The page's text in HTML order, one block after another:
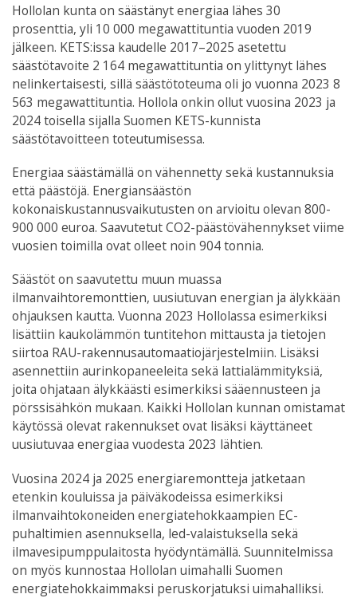
Hollolan kunta on säästänyt energiaa lähes 30
prosenttia, yli 10 000 megawattituntia vuoden 2019
jälkeen. KETS:issa kaudelle 2017–2025 asetettu
säästötavoite 2 164 megawattituntia on ylittynyt lähes
nelinkertaisesti, sillä säästötoteuma oli jo vuonna 2023 8
563 megawattituntia. Hollola onkin ollut vuosina 2023 ja
2024 toisella sijalla Suomen KETS-kunnista
säästötavoitteen toteutumisessa.
Energiaa säästämällä on vähennetty sekä kustannuksia
että päästöjä. Energiansäästön
kokonaiskustannusvaikutusten on arvioitu olevan 800-
900 000 euroa. Saavutetut CO2-päästövähennykset viime
vuosien toimilla ovat olleet noin 904 tonnia.
Säästöt on saavutettu muun muassa
ilmanvaihtoremonttien, uusiutuvan energian ja älykkään
ohjauksen kautta. Vuonna 2023 Hollolassa esimerkiksi
lisättiin kaukolämmön tuntitehon mittausta ja tietojen
siirtoa RAU-rakennusautomaatiojärjestelmiin. Lisäksi
asennettiin aurinkopaneeleita sekä lattialämmityksiä,
joita ohjataan älykkäästi esimerkiksi sääennusteen ja
pörssisähkön mukaan. Kaikki Hollolan kunnan omistamat
käytössä olevat rakennukset ovat lisäksi käyttäneet
uusiutuvaa energiaa vuodesta 2023 lähtien.
Vuosina 2024 ja 2025 energiaremontteja jatketaan
etenkin kouluissa ja päiväkodeissa esimerkiksi
ilmanvaihtokoneiden energiatehokkaampien EC-
puhaltimien asennuksella, led-valaistuksella sekä
ilmavesipumppulaitosta hyödyntämällä. Suunnitelmissa
on myös kunnostaa Hollolan uimahalli Suomen
energiatehokkaimmaksi peruskorjatuksi uimahalliksi.